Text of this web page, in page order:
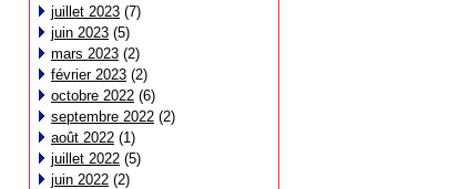
juillet 2023 (7)
juin 2023 (5)
mars 2023 (2)
février 2023 (2)
octobre 2022 (6)
septembre 2022 (2)
août 2022 (1)
juillet 2022 (5)
juin 2022 (2)